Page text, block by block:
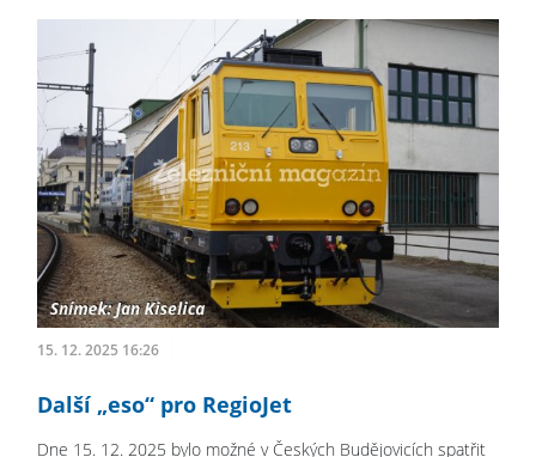
15. 12. 2025 16:26
Další „eso“ pro RegioJet
Dne 15. 12. 2025 bylo možné v Českých Budějovicích spatřit